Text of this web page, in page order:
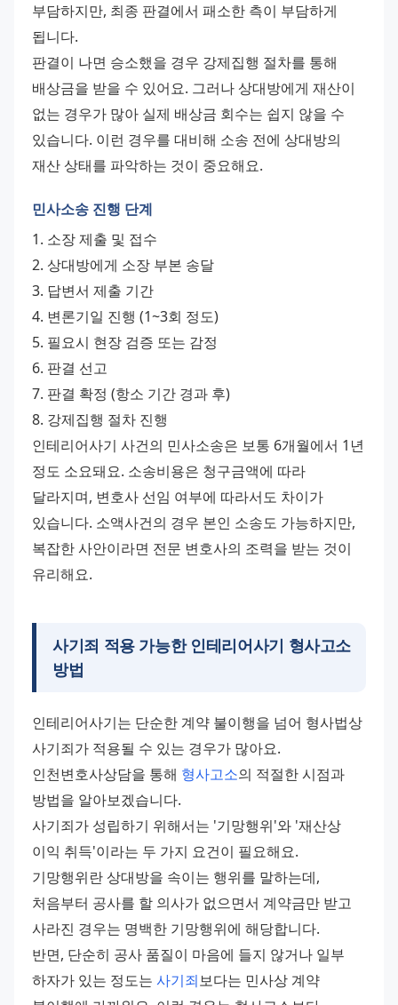
부담하지만, 최종 판결에서 패소한 측이 부담하게
됩니다.
판결이 나면 승소했을 경우 강제집행 절차를 통해
배상금을 받을 수 있어요. 그러나 상대방에게 재산이
없는 경우가 많아 실제 배상금 회수는 쉽지 않을 수
있습니다. 이런 경우를 대비해 소송 전에 상대방의
재산 상태를 파악하는 것이 중요해요.
민사소송 진행 단계
1. 소장 제출 및 접수
2. 상대방에게 소장 부본 송달
3. 답변서 제출 기간
4. 변론기일 진행 (1~3회 정도)
5. 필요시 현장 검증 또는 감정
6. 판결 선고
7. 판결 확정 (항소 기간 경과 후)
8. 강제집행 절차 진행
인테리어사기 사건의 민사소송은 보통 6개월에서 1년
정도 소요돼요. 소송비용은 청구금액에 따라
달라지며, 변호사 선임 여부에 따라서도 차이가
있습니다. 소액사건의 경우 본인 소송도 가능하지만,
복잡한 사안이라면 전문 변호사의 조력을 받는 것이
유리해요.
사기죄 적용 가능한 인테리어사기 형사고소
방법
인테리어사기는 단순한 계약 불이행을 넘어 형사법상
사기죄가 적용될 수 있는 경우가 많아요.
인천변호사상담을 통해 형사고소의 적절한 시점과
방법을 알아보겠습니다.
사기죄가 성립하기 위해서는 '기망행위'와 '재산상
이익 취득'이라는 두 가지 요건이 필요해요.
기망행위란 상대방을 속이는 행위를 말하는데,
처음부터 공사를 할 의사가 없으면서 계약금만 받고
사라진 경우는 명백한 기망행위에 해당합니다.
반면, 단순히 공사 품질이 마음에 들지 않거나 일부
하자가 있는 정도는 사기죄보다는 민사상 계약